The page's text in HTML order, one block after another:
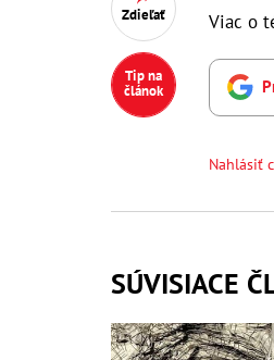
Zdieľať
Tip na
článok
Viac o
Nahlásiť
SÚVISIACE